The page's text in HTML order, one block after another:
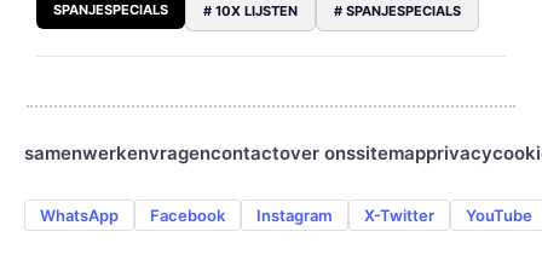
SPANJESPECIALS # 10X LIJSTEN # SPANJESPECIALS
samenwerkenvragencontactover onssitemapprivacy
WhatsApp Facebook Instagram X-Twitter YouTube